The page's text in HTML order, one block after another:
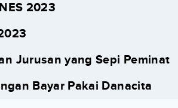
2023
Jurusan yang Sepi Peminat
Bayar Pakai Danacita